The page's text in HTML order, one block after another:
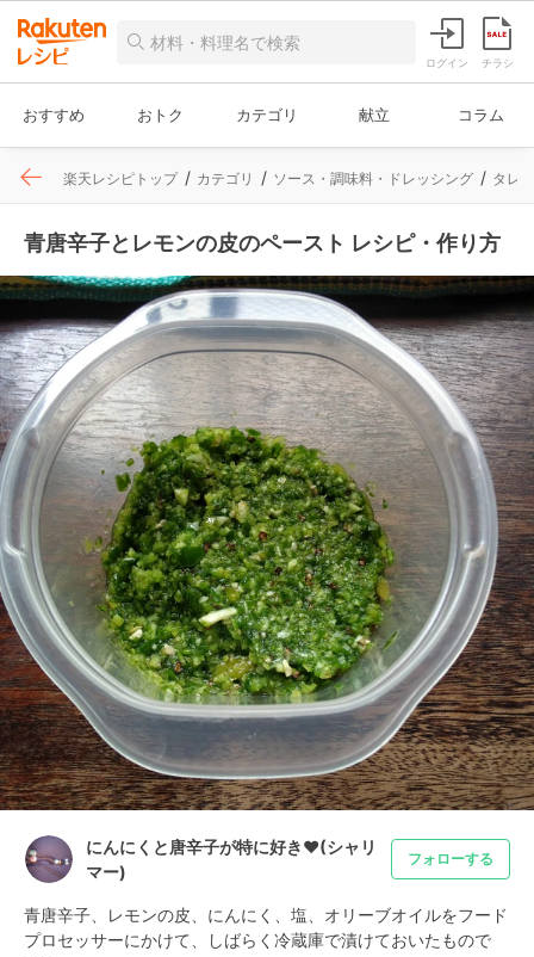
ログイン チラシ
おすすめ おトク カテゴリ 献立 コラム
楽天レシピトップ カテゴリ ソース・調味料・ドレッシング タレ
青唐辛子とレモンの皮のペースト レシピ・作り方
にんにくと唐辛子が特に好き❤(シャリ
マー)
フォローする
青唐辛子、レモンの皮、にんにく、塩、オリーブオイルをフード
プロセッサーにかけて、しばらく冷蔵庫で漬けておいたもので